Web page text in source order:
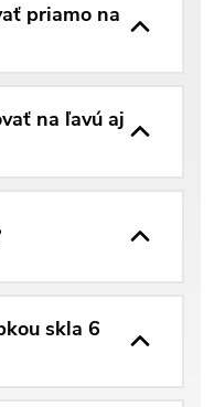
priamo na
na ľavú aj
skla 6